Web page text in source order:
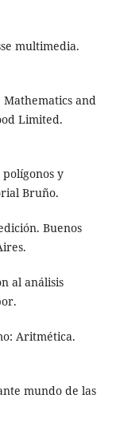
multimedia.
Mathematics and
Limited.
polígonos y
Bruño.
Buenos
al análisis
Aritmética.
mundo de las